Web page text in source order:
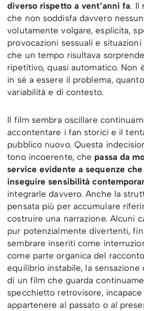
diverso rispetto a vent’anni fa. Il
che non soddisfa davvero
volutamente volgare, esplicita,
provocazioni sessuali e
che un tempo risultava
ripetitivo, quasi automatico. Non
in sé a essere il problema,
variabilità e di contesto.
Il film sembra oscillare
accontentare i fan storici e il
pubblico nuovo. Questa
tono incoerente, che passa da
service evidente a sequenze
inseguire sensibilità
integrarle davvero. Anche la
pensata più per accumulare
costruire una narrazione. Alcuni
pur potenzialmente divertenti,
sembrare inseriti come
come parte organica del
equilibrio instabile, la
di un film che guarda
specchietto retrovisore,
appartenere al passato o al